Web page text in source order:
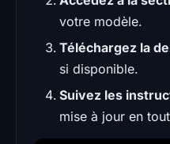
votre modèle.
Téléchargez la
si disponible.
Suivez les
mise à jour en